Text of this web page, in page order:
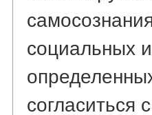
социальных
согласиться